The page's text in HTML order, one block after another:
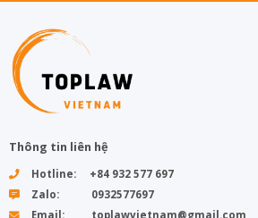
Thông tin liên hệ
Hotline: +84 932 577 697
Zalo: 0932577697
Email: toplawvietnam@gmail.com